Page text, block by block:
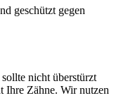
geschützt gegen
sollte nicht überstürzt
Ihre Zähne. Wir nutzen